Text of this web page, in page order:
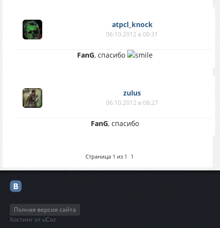
atpcl_knock
06.10.2012 в 00:31
FanG, спасибо
zulus
06.10.2012 в 08:27
FanG, спасибо
Страница 1 из 1 1
Полная версия сайта
Хостинг от uCoz